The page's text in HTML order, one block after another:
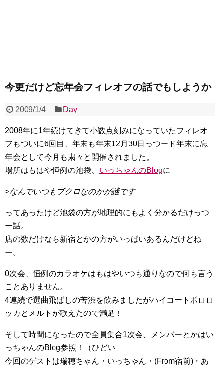
今更だけど忘年会フィレオフの話でもしようか
2009/1/4 Day
2008年に1年続けてきて小数点刻みになっていたフィレオ
フもついに6回目、年末も年末12月30日っつード年末に忘
年会として今月も粛々と開催されました。
場所はもはや恒例の池袋、 いっちゃんのBlogに
>なんでいつもブクロなのかが謎です
ってあったけど池袋の方が地理的にもよく分かるだけっつ
ー話。
店の数だけなら新宿とかの方がいっぱいあるんだけどね
ー。
0次会、恒例のカラオケはもはやいつも通りなので何も言う
ことありません。
4連続で選曲飛ばしの苦渋を飲みましたがハイコートポロロ
ッカとメルトが歌えたので満足！
そして時間になったので全員集合1次会、メンバーとかはい
っちゃんのBlog参照！（ひどい
今回のゲストは瑞穂ちゃん・いっちゃん・(From宿前)・あ